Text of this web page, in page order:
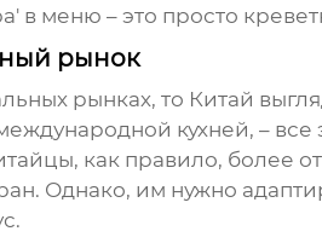
в меню – это просто
рынок
рынках, то Китай
кухней, – все
как правило,
Однако, им нужно